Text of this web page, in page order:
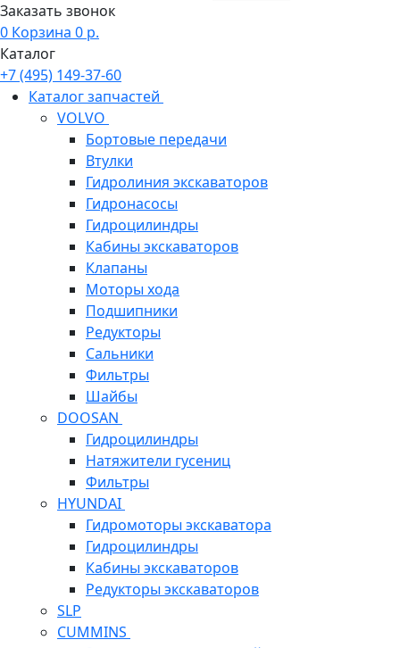
Заказать звонок
0 Корзина 0 р.
Каталог
+7 (495) 149-37-60
Каталог запчастей
VOLVO
Бортовые передачи
Втулки
Гидролиния экскаваторов
Гидронасосы
Гидроцилиндры
Кабины экскаваторов
Клапаны
Моторы хода
Подшипники
Редукторы
Сальники
Фильтры
Шайбы
DOOSAN
Гидроцилиндры
Натяжители гусениц
Фильтры
HYUNDAI
Гидромоторы экскаватора
Гидроцилиндры
Кабины экскаваторов
Редукторы экскаваторов
SLP
CUMMINS